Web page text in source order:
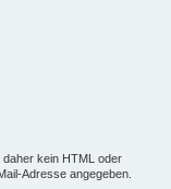
kein HTML oder
Adresse angegeben.